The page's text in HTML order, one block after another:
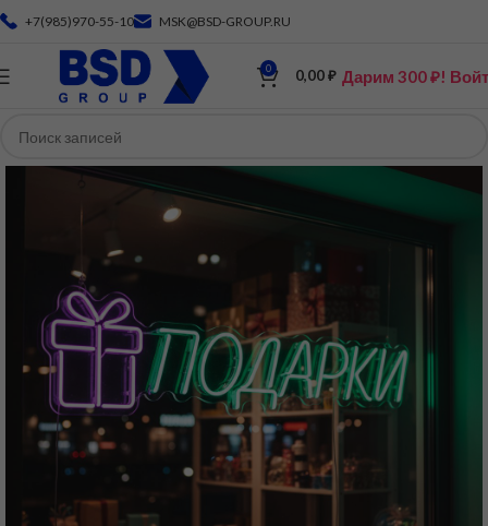
+7(985)970-55-10 MSK@BSD-GROUP.RU
0 0,00₽ Дарим 300 ₽!